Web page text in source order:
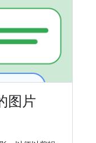
图片